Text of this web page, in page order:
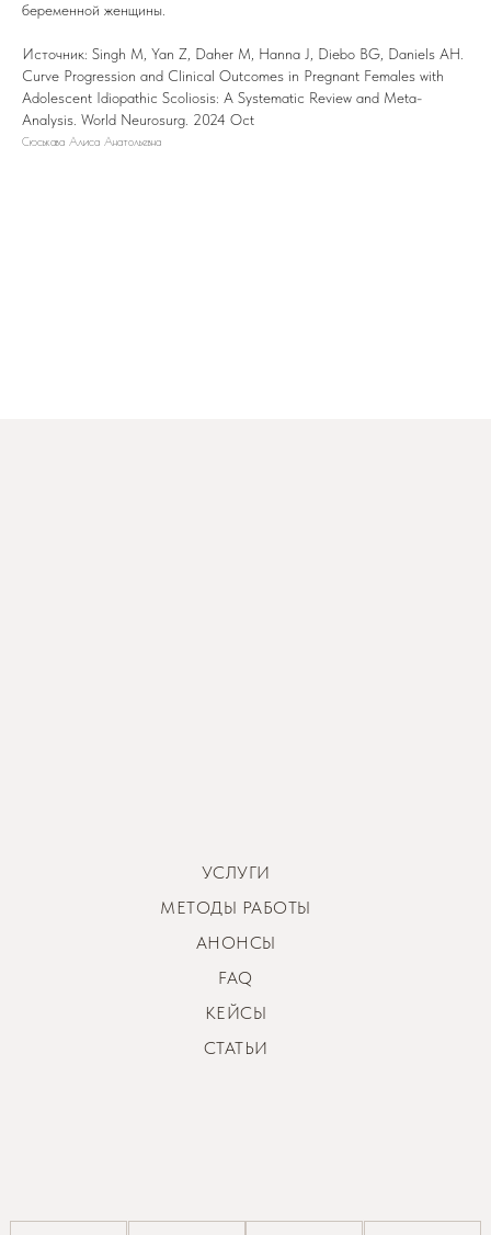
беременной женщины.
Источник: Singh M, Yan Z, Daher M, Hanna J, Diebo BG, Daniels AH.
Curve Progression and Clinical Outcomes in Pregnant Females with
Adolescent Idiopathic Scoliosis: A Systematic Review and Meta-
Analysis. World Neurosurg. 2024 Oct
Сюськава Алиса Анатольевна
СТАТЬИ
АНОНСЫ
FAQ
МЕТОДЫ РАБОТЫ
УСЛУГИ
КЕЙСЫ